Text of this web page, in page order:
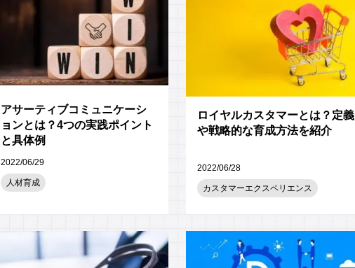
アサーティブコミュニケーシ
ョンとは？4つの実践ポイント
と具体例
2022/06/29
人材育成
ロイヤルカスタマーとは？定義
や戦略的な育成方法を紹介
2022/06/28
カスタマーエクスペリエンス